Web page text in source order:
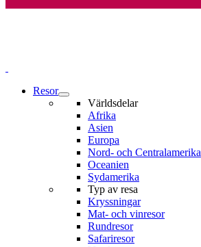
Resor
Världsdelar
Afrika
Asien
Europa
Nord- och Centralamerika
Oceanien
Sydamerika
Typ av resa
Kryssningar
Mat- och vinresor
Rundresor
Safariresor